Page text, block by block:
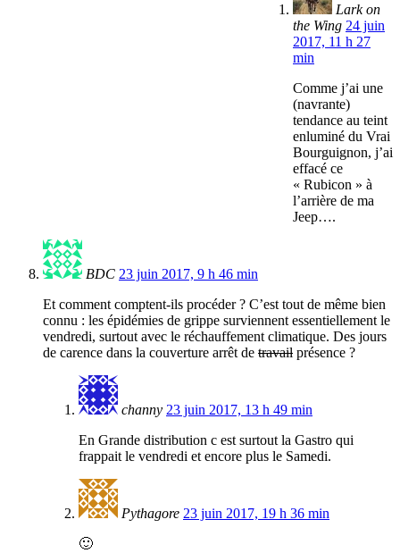
Lark on
the Wing 24 juin
2017, 11 h 27
min
Comme j’ai une
(navrante)
tendance au teint
enluminé du Vrai
Bourguignon, j’ai
effacé ce
« Rubicon » à
l’arrière de ma
Jeep….
BDC 23 juin 2017, 9 h 46 min
Et comment comptent-ils procéder ? C’est tout de même bien
connu : les épidémies de grippe surviennent essentiellement le
vendredi, surtout avec le réchauffement climatique. Des jours
de carence dans la couverture arrêt de travail présence ?
channy 23 juin 2017, 13 h 49 min
En Grande distribution c est surtout la Gastro qui
frappait le vendredi et encore plus le Samedi.
Pythagore 23 juin 2017, 19 h 36 min
🙂